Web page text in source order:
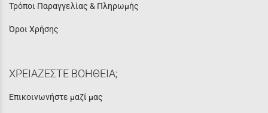
Τρόποι Παραγγελίας & Πληρωμής
Όροι Χρήσης
ΧΡΕΙΑΖΕΣΤΕ ΒΟΗΘΕΙΑ;
Επικοινωνήστε μαζί μας